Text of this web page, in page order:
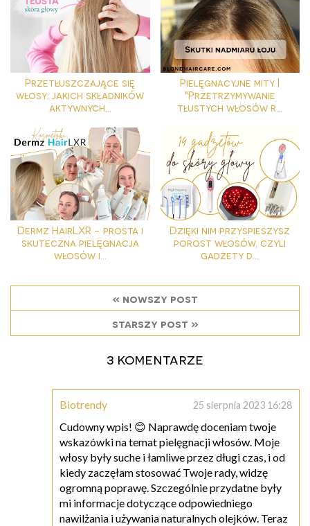
Przetłuszczające się
włosy: jakich składników
aktywnych...
Pielęgnacyjne mity |
"Przetrzymywanie
tłustych włosów r...
Dermz HairLXR - prosta i
skuteczna pielęgnacja
włosów i...
Dzięki nim przyspieszysz
porost włosów, czyli
gadżety d...
« nowszy post
starszy post »
3 komentarze
Biotrendy 25 sierpnia 2023 16:28
Cudowny wpis! 😊 Naprawdę doceniam twoje
wskazówki na temat pielęgnacji włosów. Moje
włosy były suche i łamliwe przez długi czas, i od
kiedy zaczęłam stosować Twoje rady, widzę
ogromną poprawę. Szczególnie przydatne były
mi informacje dotyczące odpowiedniego
nawilżania i używania naturalnych olejków. Teraz